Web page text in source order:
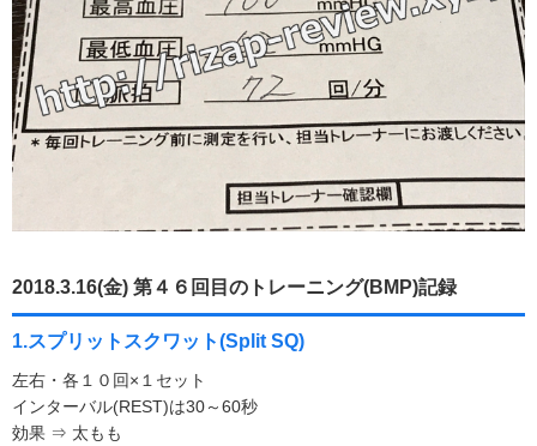
2018.3.16(金) 第４６回目のトレーニング(BMP)記録
1.スプリットスクワット(Split SQ)
左右・各１０回×１セット
インターバル(REST)は30～60秒
効果 ⇒ 太もも